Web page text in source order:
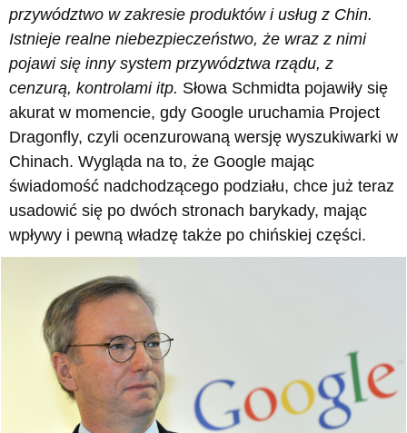
przywództwo w zakresie produktów i usług z Chin.
Istnieje realne niebezpieczeństwo, że wraz z nimi
pojawi się inny system przywództwa rządu, z
cenzurą, kontrolami itp. Słowa Schmidta pojawiły się
akurat w momencie, gdy Google uruchamia Project
Dragonfly, czyli ocenzurowaną wersję wyszukiwarki w
Chinach. Wygląda na to, że Google mając
świadomość nadchodzącego podziału, chce już teraz
usadowić się po dwóch stronach barykady, mając
wpływy i pewną władzę także po chińskiej części.